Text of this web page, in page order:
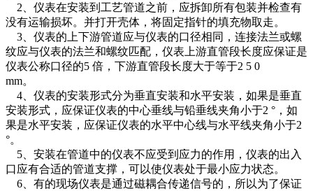
2、仪表在安装到工艺管道之前，应拆卸所有包装并检查有
没有运输损坏。并打开壳体，将固定指针的填充物取走。
3、仪表的上下游管道应与仪表的口径相同，连接法兰或螺
纹应与仪表的法兰和螺纹匹配，仪表上游直管段长度应保证是
仪表公称口径的5 倍，下游直管段长度大于等于2 5 0
mm。
4、仪表的安装形式分为垂直安装和水平安装，如果是垂直
安装形式，应保证仪表的中心垂线与铅垂线夹角小于2 °，如
果是水平安装，应保证仪表的水平中心线与水平线夹角小于2
°。
5、安装在管道中的仪表不应受到应力的作用，仪表的出入
口应有合适的管道支撑，可以使仪表处于最小应力状态。
6、有的现场仪表是通过磁耦合传递信号的，所以为了保证